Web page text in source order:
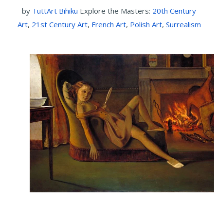
by TuttArt Bihiku Explore the Masters: 20th Century
Art, 21st Century Art, French Art, Polish Art, Surrealism